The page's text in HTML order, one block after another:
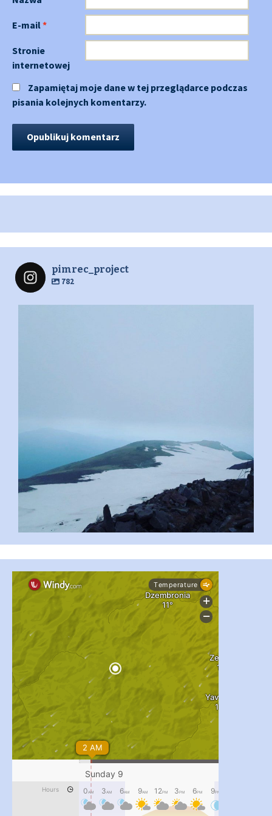
E-mail*
Stronie
internetowej
Zapamiętaj moje dane w tej przeglądarce podczas
pisania kolejnych komentarzy.
pimrec_project
782
...
pimrec_project
#PipIvanToday
#PipIvanWeather